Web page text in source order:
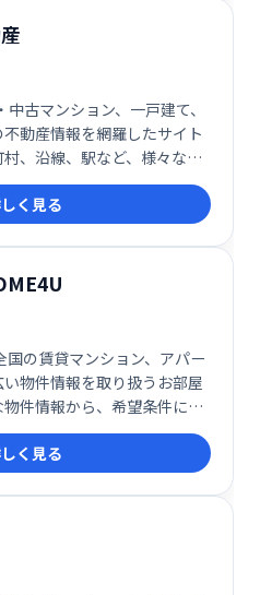
古マンション、一戸建て、
動産情報を網羅したサイト
、沿線、駅など、様々な条
可能です。購入から賃貸、注
探しをYahoo!不動産がサポ
く見る
国の賃貸マンション、アパー
物件情報を取り扱うお部屋
件情報から、希望条件にぴ
られます。快適な新生活を始
す。
く見る